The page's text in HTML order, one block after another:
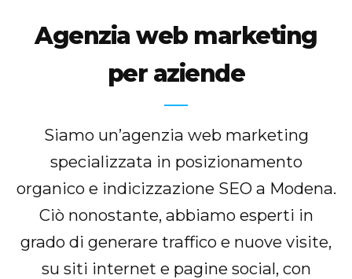
Agenzia web marketing
per aziende
Siamo un’agenzia web marketing
specializzata in posizionamento
organico e indicizzazione SEO a Modena.
Ciò nonostante, abbiamo esperti in
grado di generare traffico e nuove visite,
su siti internet e pagine social, con